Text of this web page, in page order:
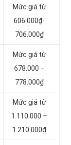
Mức giá từ
606.000₫-
706.000₫
Mức giá từ
678.000 –
778.000₫
Mức giá từ
1.110.000 –
1.210.000₫